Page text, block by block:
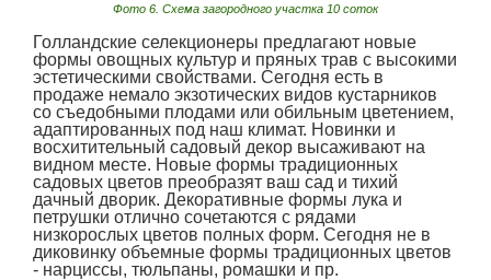
Фото 6. Схема загородного участка 10 соток
Голландские селекционеры предлагают новые
формы овощных культур и пряных трав с высокими
эстетическими свойствами. Сегодня есть в
продаже немало экзотических видов кустарников
со съедобными плодами или обильным цветением,
адаптированных под наш климат. Новинки и
восхитительный садовый декор высаживают на
видном месте. Новые формы традиционных
садовых цветов преобразят ваш сад и тихий
дачный дворик. Декоративные формы лука и
петрушки отлично сочетаются с рядами
низкорослых цветов полных форм. Сегодня не в
диковинку объемные формы традиционных цветов
- нарциссы, тюльпаны, ромашки и пр.